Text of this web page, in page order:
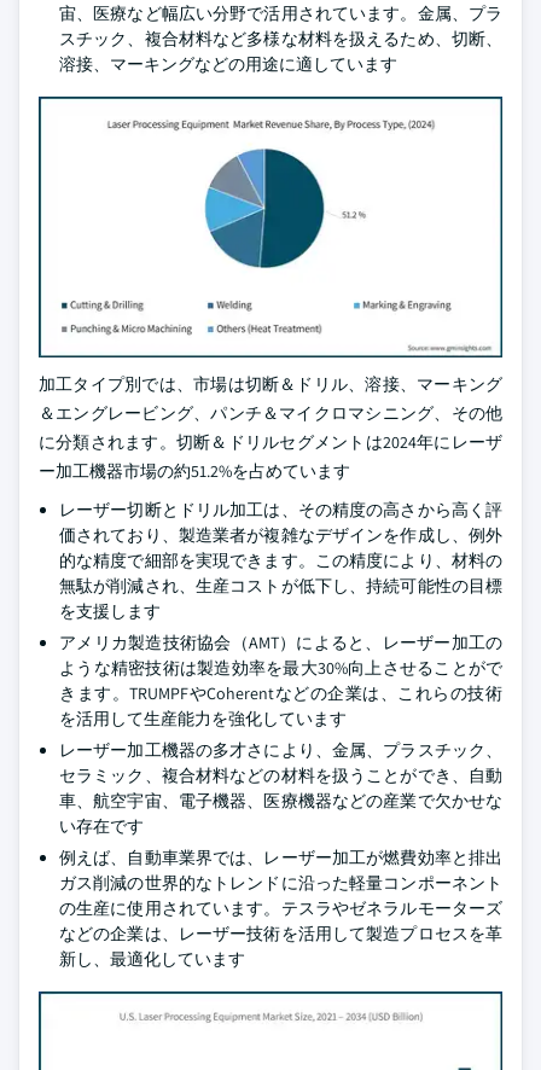
宙、医療など幅広い分野で活用されています。金属、プラ
スチック、複合材料など多様な材料を扱えるため、切断、
溶接、マーキングなどの用途に適しています
加工タイプ別では、市場は切断＆ドリル、溶接、マーキング
＆エングレービング、パンチ＆マイクロマシニング、その他
に分類されます。切断＆ドリルセグメントは2024年にレーザ
ー加工機器市場の約51.2%を占めています
レーザー切断とドリル加工は、その精度の高さから高く評
価されており、製造業者が複雑なデザインを作成し、例外
的な精度で細部を実現できます。この精度により、材料の
無駄が削減され、生産コストが低下し、持続可能性の目標
を支援します
アメリカ製造技術協会（AMT）によると、レーザー加工の
ような精密技術は製造効率を最大30%向上させることがで
きます。TRUMPFやCoherentなどの企業は、これらの技術
を活用して生産能力を強化しています
レーザー加工機器の多才さにより、金属、プラスチック、
セラミック、複合材料などの材料を扱うことができ、自動
車、航空宇宙、電子機器、医療機器などの産業で欠かせな
い存在です
例えば、自動車業界では、レーザー加工が燃費効率と排出
ガス削減の世界的なトレンドに沿った軽量コンポーネント
の生産に使用されています。テスラやゼネラルモーターズ
などの企業は、レーザー技術を活用して製造プロセスを革
新し、最適化しています